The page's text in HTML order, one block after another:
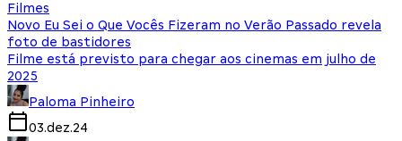
Filmes
Novo Eu Sei o Que Vocês Fizeram no Verão Passado revela
foto de bastidores
Filme está previsto para chegar aos cinemas em julho de
2025
Paloma Pinheiro
03.dez.24